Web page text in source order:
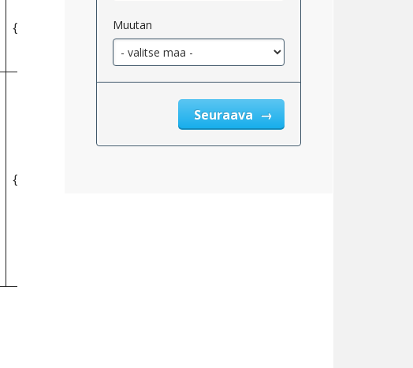
{{mpg_keskimääräinen_kiinteistöjen_verotukseen_oikeutettu_2}}
{{mpg_keskimääräinen_tulo_kiinteistöveron_jälkeen_2}}
Muutan
Seuraava